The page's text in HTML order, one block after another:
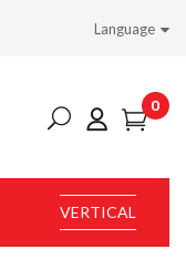
Language
0
VERTICAL